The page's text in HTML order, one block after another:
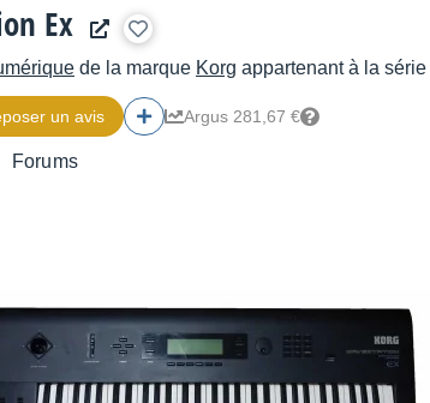
Ex
de la marque Korg appartenant à la série
un avis Argus 281,67 €
Forums